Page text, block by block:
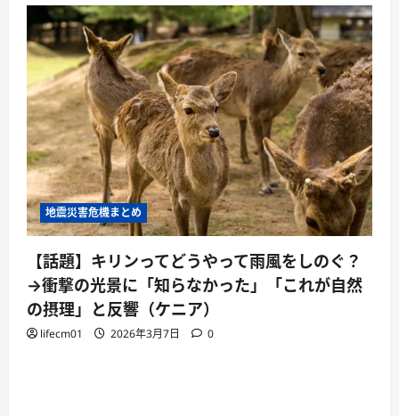
地震災害危機まとめ
【話題】キリンってどうやって雨風をしのぐ？
→衝撃の光景に「知らなかった」「これが自然
の摂理」と反響（ケニア）
lifecm01 2026年3月7日 0